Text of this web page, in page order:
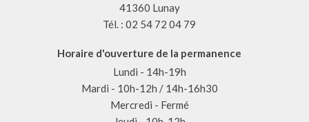
41360 Lunay
Tél. : 02 54 72 04 79
Horaire d'ouverture de la permanence
Lundi - 14h-19h
Mardi - 10h-12h / 14h-16h30
Mercredi - Fermé